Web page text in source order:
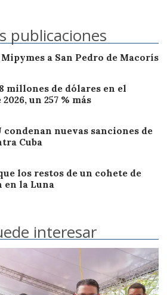
publicaciones
a San Pedro de Macorís
millones de dólares en el
un 257 % más
condenan nuevas sanciones de
Cuba
los restos de un cohete de
en la Luna
interesar